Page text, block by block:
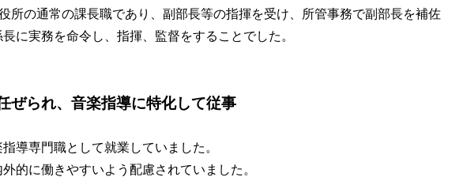
所の通常の課長職であり、副部長等の指揮を受け、所管事務で副部長を補佐
に実務を命令し、指揮、監督をすることでした。
られ、音楽指導に特化して従事
導専門職として就業していました。
的に働きやすいよう配慮されていました。